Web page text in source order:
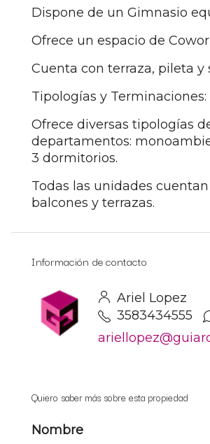
Dispone de un Gimnasio
Ofrece un espacio de
Cuenta con terraza, pileta y
Tipologías y Terminaciones:
Ofrece diversas tipologías
departamentos:
3 dormitorios.
Todas las unidades
balcones y terrazas.
Información de contacto
Ariel Lopez
3583434555
Quiero saber más sobre esta propiedad
Nombre